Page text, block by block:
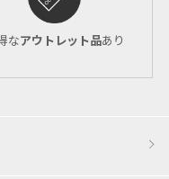
なアウトレット品あり